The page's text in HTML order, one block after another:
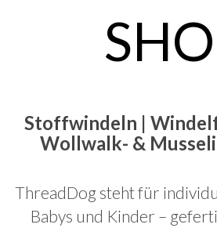
Stoffwindeln |
Wollwalk- &
ThreadDog steht für
Babys und Kinder –